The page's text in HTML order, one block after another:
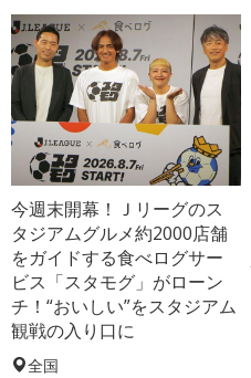
今週末開幕！Ｊリーグのス
タジアムグルメ約2000店舗
をガイドする食べログサー
ビス「スタモグ」がローン
チ！“おいしい”をスタジアム
観戦の入り口に
全国